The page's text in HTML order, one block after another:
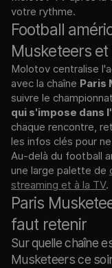
votre rythme.
Football
Musketeers
Molotov centralise
avec la chaîne Paris
suivre le
qui s'impose dans
chaque rencontre,
les infos clés pour
Au-delà du football
une large palette de
streaming et à la TV.
Paris
faut retenir
Sur quelle chaîne
Musketeers ce